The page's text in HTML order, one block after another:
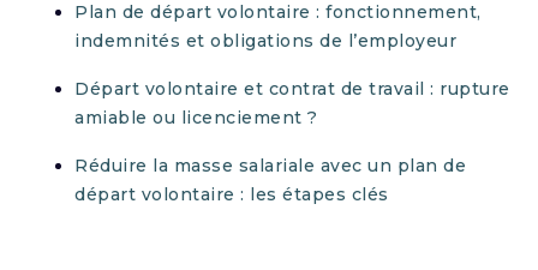
Plan de départ volontaire : fonctionnement,
indemnités et obligations de l’employeur
Départ volontaire et contrat de travail : rupture
amiable ou licenciement ?
Réduire la masse salariale avec un plan de
départ volontaire : les étapes clés